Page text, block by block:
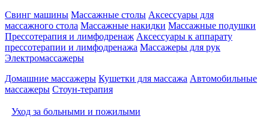
Свинг машины Массажные столы Аксессуары для
массажного стола Массажные накидки Массажные подушки
Прессотерапия и лимфодренаж Аксессуары к аппарату
прессотерапии и лимфодренажа Массажеры для рук
Электромассажеры
Домашние массажеры Кушетки для массажа Автомобильные
массажеры Стоун-терапия
Уход за больными и пожилыми